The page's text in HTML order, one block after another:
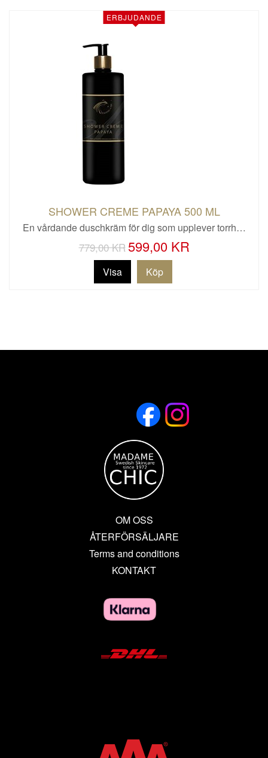
ERBJUDANDE
SHOWER CREME PAPAYA 500 ML
En vårdande duschkräm för dig som upplever torrh…
779,00 KR 599,00 KR
Visa
OM OSS
ÅTERFÖRSÄLJARE
Terms and conditions
KONTAKT